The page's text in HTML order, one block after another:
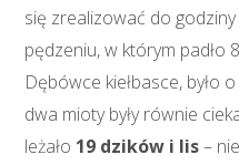
się zrealizować do
pędzeniu, w którym padło
Dębówce kiełbasce, było
dwa mioty były równie
leżało 19 dzików i lis–